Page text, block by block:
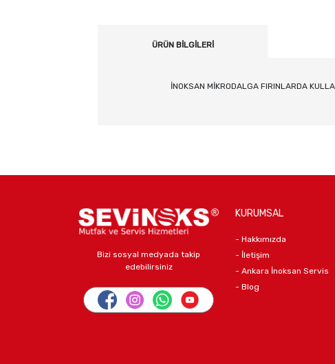
ÜRÜN BILGILERI
İNOKSAN MİKRODALGA FIRINLARDA
Bizi sosyal medyada takip
edebilirsiniz
KURUMSAL
- Hakkımızda
- İletişim
- Ankara İnoksan Servis
- Blog